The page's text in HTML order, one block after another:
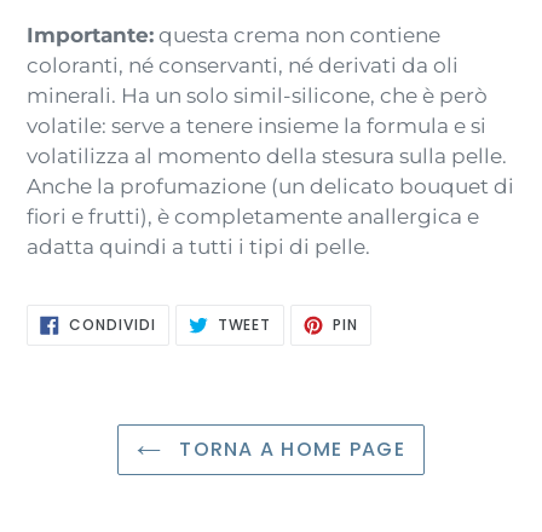
Importante: questa crema non contiene
coloranti, né conservanti, né derivati da oli
minerali. Ha un solo simil-silicone, che è però
volatile: serve a tenere insieme la formula e si
volatilizza al momento della stesura sulla pelle.
Anche la profumazione (un delicato bouquet di
fiori e frutti), è completamente anallergica e
adatta quindi a tutti i tipi di pelle.
CONDIVIDI CONDIVIDITWEET TWITTAPIN
TORNA A HOME PAGE